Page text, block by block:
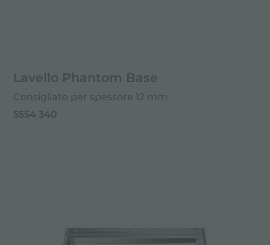
Lavello Phantom Base
Consigliato per spessore 12 mm
5554 340